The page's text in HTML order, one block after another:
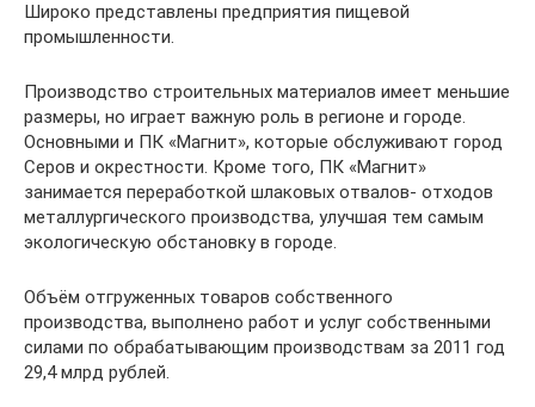
Широко представлены предприятия пищевой
промышленности.
Производство строительных материалов имеет меньшие
размеры, но играет важную роль в регионе и городе.
Основными и ПК «Магнит», которые обслуживают город
Серов и окрестности. Кроме того, ПК «Магнит»
занимается переработкой шлаковых отвалов- отходов
металлургического производства, улучшая тем самым
экологическую обстановку в городе.
Объём отгруженных товаров собственного
производства, выполнено работ и услуг собственными
силами по обрабатывающим производствам за 2011 год
29,4 млрд рублей.